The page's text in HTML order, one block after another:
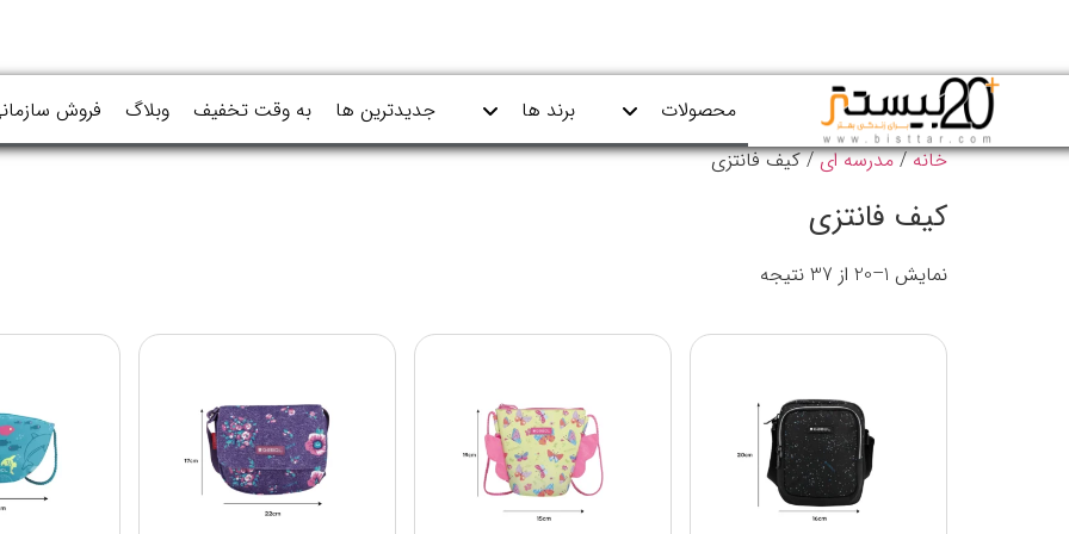
محصولات برند ها جدیدترین ها به وقت تخفیف وبلاگ
فروش
خانه/مدرسه ای/ کیف فانتزی
کیف فانتزی
نمایش 1–20 از 37 نتیجه